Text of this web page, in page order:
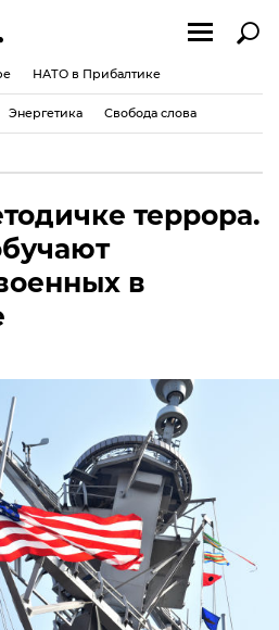
НАТО в Прибалтике
Энергетика Свобода слова
террора.
в